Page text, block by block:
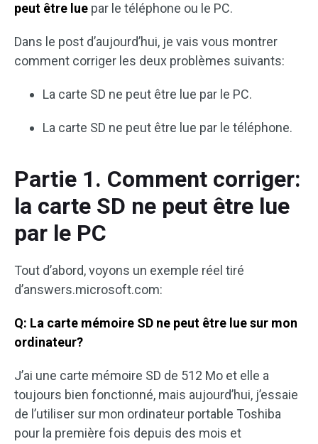
peut être lue par le téléphone ou le PC.
Dans le post d’aujourd’hui, je vais vous montrer
comment corriger les deux problèmes suivants:
La carte SD ne peut être lue par le PC.
La carte SD ne peut être lue par le téléphone.
Partie 1. Comment corriger:
la carte SD ne peut être lue
par le PC
Tout d’abord, voyons un exemple réel tiré
d’answers.microsoft.com:
Q: La carte mémoire SD ne peut être lue sur mon
ordinateur?
J’ai une carte mémoire SD de 512 Mo et elle a
toujours bien fonctionné, mais aujourd’hui, j’essaie
de l’utiliser sur mon ordinateur portable Toshiba
pour la première fois depuis des mois et